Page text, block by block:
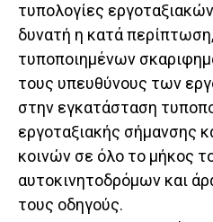
τυπολογίες
δυνατή η κατά
τυποποιημένων
τους υπευθύνους των
στην εγκατάσταση
εργοταξιακής σήμανσης
κοινών σε όλο το μήκος
αυτοκινητοδρόμων και
τους οδηγούς.